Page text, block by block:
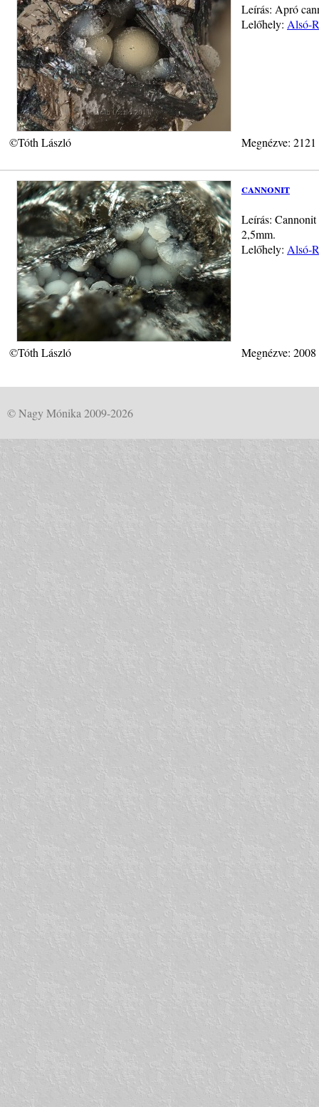
Leírás: Apró
Lelőhely: Alsó-
©Tóth László Megnézve:
cannonit
Leírás:
2,5mm.
Lelőhely: Alsó-
©Tóth László Megnézve:
© Nagy Mónika 2009-2026